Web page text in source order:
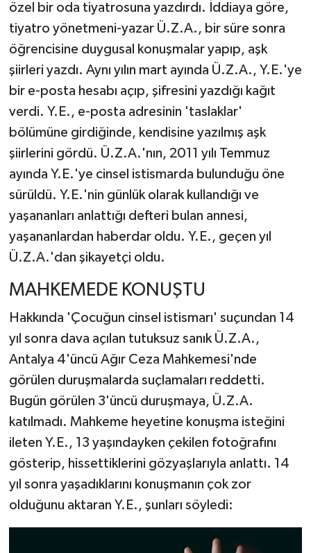
özel bir oda tiyatrosuna yazdırdı. İddiaya göre,
tiyatro yönetmeni-yazar Ü.Z.A., bir süre sonra
öğrencisine duygusal konuşmalar yapıp, aşk
şiirleri yazdı. Aynı yılın mart ayında Ü.Z.A., Y.E.'ye
bir e-posta hesabı açıp, şifresini yazdığı kağıt
verdi. Y.E., e-posta adresinin 'taslaklar'
bölümüne girdiğinde, kendisine yazılmış aşk
şiirlerini gördü. Ü.Z.A.'nın, 2011 yılı Temmuz
ayında Y.E.'ye cinsel istismarda bulunduğu öne
sürüldü. Y.E.'nin günlük olarak kullandığı ve
yaşananları anlattığı defteri bulan annesi,
yaşananlardan haberdar oldu. Y.E., geçen yıl
Ü.Z.A.'dan şikayetçi oldu.
MAHKEMEDE KONUŞTU
Hakkında 'Çocuğun cinsel istismarı' suçundan 14
yıl sonra dava açılan tutuksuz sanık Ü.Z.A.,
Antalya 4'üncü Ağır Ceza Mahkemesi'nde
görülen duruşmalarda suçlamaları reddetti.
Bugün görülen 3'üncü duruşmaya, Ü.Z.A.
katılmadı. Mahkeme heyetine konuşma isteğini
ileten Y.E., 13 yaşındayken çekilen fotoğrafını
gösterip, hissettiklerini gözyaşlarıyla anlattı. 14
yıl sonra yaşadıklarını konuşmanın çok zor
olduğunu aktaran Y.E., şunları söyledi: